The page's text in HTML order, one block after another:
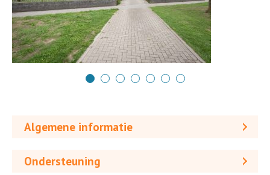
Algemene informatie
Ondersteuning